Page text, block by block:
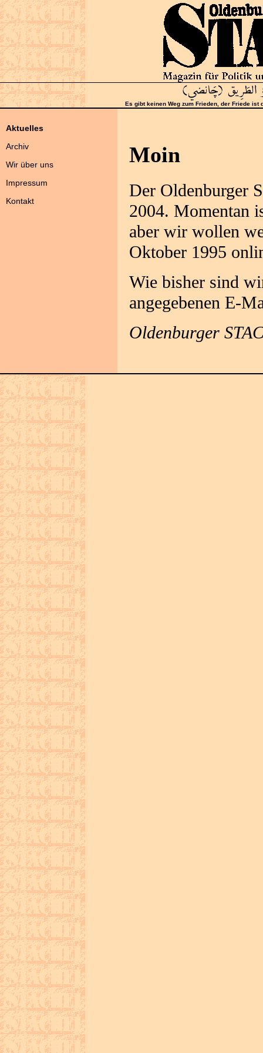
Es gibt keinen Weg zum Frieden, der Friede
Aktuelles
Archiv
Wir über uns
Impressum
Kontakt
Moin
Der Oldenburger
2004. Momentan
aber wir wollen
Oktober 1995
Wie bisher sind
angegebenen E-
Oldenburger